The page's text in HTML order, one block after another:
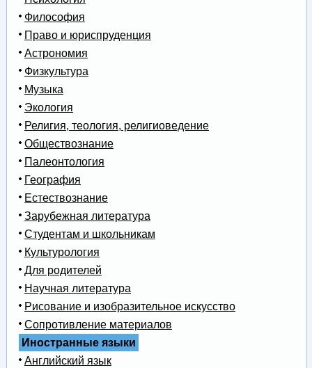
Философия
Право и юриспруденция
Астрономия
Физкультура
Музыка
Экология
Религия, теология, религиоведение
Обществознание
Палеонтология
География
Естествознание
Зарубежная литература
Студентам и школьникам
Культурология
Для родителей
Научная литература
Рисование и изобразительное искусство
Сопротивление материалов
Иностранные языки
Английский язык